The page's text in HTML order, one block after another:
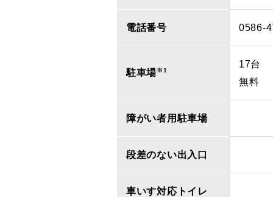
電話番号 0586-
駐車場※1
17台
無料
障がい者用駐車場
段差のない出入口
車いす対応トイレ